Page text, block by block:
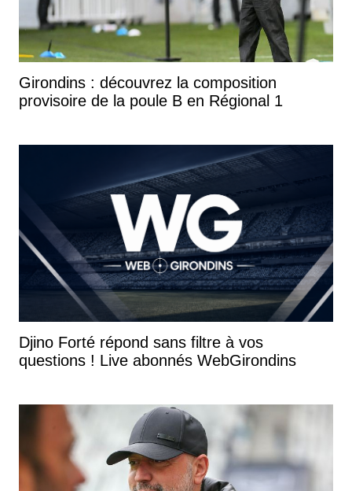
Girondins : découvrez la composition
provisoire de la poule B en Régional 1
Djino Forté répond sans filtre à vos
questions ! Live abonnés WebGirondins